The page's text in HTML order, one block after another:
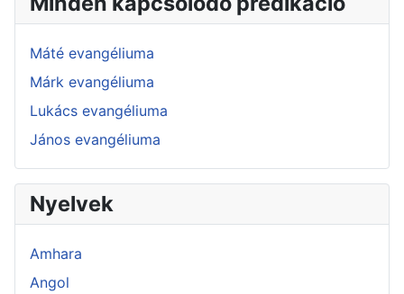
Máté evangéliuma
Márk evangéliuma
Lukács evangéliuma
János evangéliuma
Nyelvek
Amhara
Angol